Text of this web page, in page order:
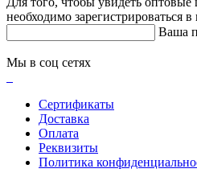
необходимо зарегистрироваться в
Ваша
Мы в соц сетях
Сертификаты
Доставка
Оплата
Реквизиты
Политика